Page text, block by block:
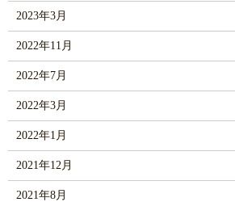
2023年3月
2022年11月
2022年7月
2022年3月
2022年1月
2021年12月
2021年8月